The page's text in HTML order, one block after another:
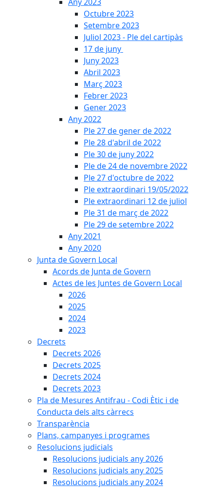
Octubre 2023
Setembre 2023
Juliol 2023 - Ple del cartipàs
17 de juny
Juny 2023
Abril 2023
Març 2023
Febrer 2023
Gener 2023
Any 2022
Ple 27 de gener de 2022
Ple 28 d'abril de 2022
Ple 30 de juny 2022
Ple de 24 de novembre 2022
Ple 27 d'octubre de 2022
Ple extraordinari 19/05/2022
Ple extraordinari 12 de juliol
Ple 31 de març de 2022
Ple 29 de setembre 2022
Any 2021
Any 2020
Junta de Govern Local
Acords de Junta de Govern
Actes de les Juntes de Govern Local
2026
2025
2024
2023
Decrets
Decrets 2026
Decrets 2025
Decrets 2024
Decrets 2023
Pla de Mesures Antifrau - Codi Ètic i de
Conducta dels alts càrrecs
Transparència
Plans, campanyes i programes
Resolucions judicials
Resolucions judicials any 2026
Resolucions judicials any 2025
Resolucions judicials any 2024